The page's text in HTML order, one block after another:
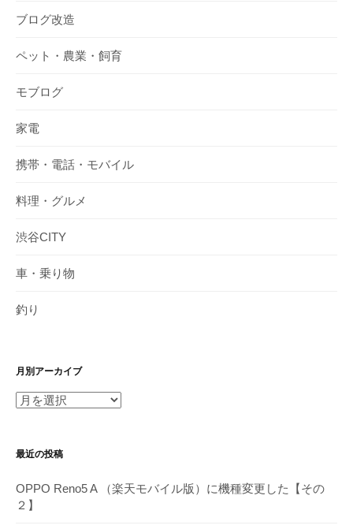
ブログ改造
ペット・農業・飼育
モブログ
家電
携帯・電話・モバイル
料理・グルメ
渋谷CITY
車・乗り物
釣り
月別アーカイブ
月
ー
イ
ブ
最近の投稿
OPPO Reno5 A （楽天モバイル版）に機種変更した【その
２】